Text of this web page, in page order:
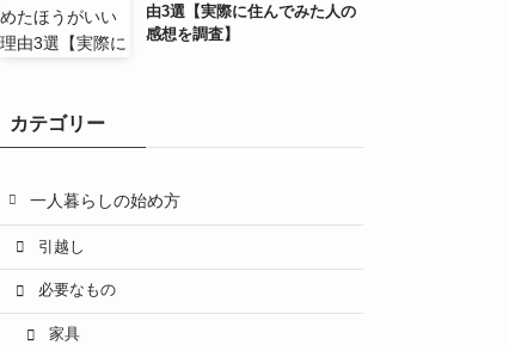
由3選【実際に住んでみた人の
感想を調査】
カテゴリー
一人暮らしの始め方
引越し
必要なもの
家具